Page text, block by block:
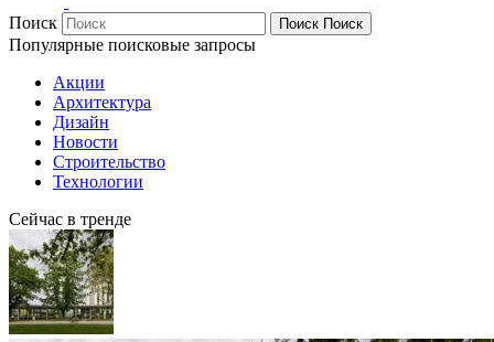
Поиск Поиск Поиск
Популярные поисковые запросы
Акции
Архитектура
Дизайн
Новости
Строительство
Технологии
Сейчас в тренде